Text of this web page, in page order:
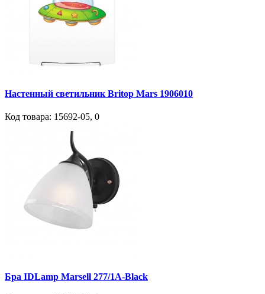
Настенный светильник Britop Mars 1906010
Код товара: 15692-05, 0
Бра IDLamp Marsell 277/1A-Black